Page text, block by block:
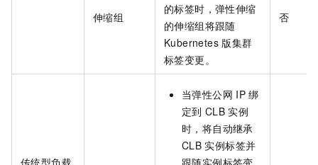
伸缩组
的标签时，弹性伸缩
的伸缩组将跟随
Kubernetes 版集群
标签变更。
否
传统型负载
当弹性公网 IP 绑
定到 CLB 实例
时，将自动继承
CLB 实例标签并
跟随实例标签变